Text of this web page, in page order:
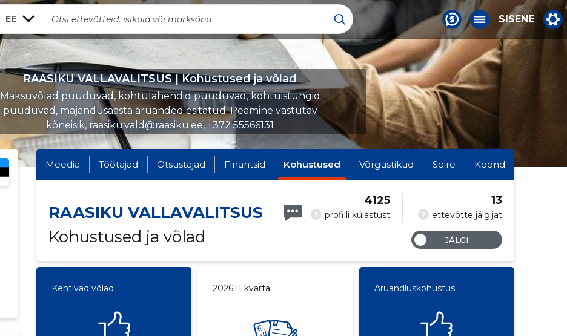
EE SISENE
RAASIKU VALLAVALITSUS | Kohustused ja võlad
Maksuvõlad puuduvad, kohtulahendid puuduvad, kohtuistungid
puuduvad, majandusaasta aruanded esitatud. Peamine vastutav
kõneisik, raasiku.vald@raasiku.ee, +372 55566131
Meedia Töötajad Otsustajad Finantsid Kohustused Võrgustikud Seire Koond
RAASIKU VALLAVALITSUS
Kohustused ja võlad
? profiili külastust
4125
? ettevõtte jälgijat
13
JÄLGI
Kehtivad võlad 2026 II kvartal Aruandluskohustus